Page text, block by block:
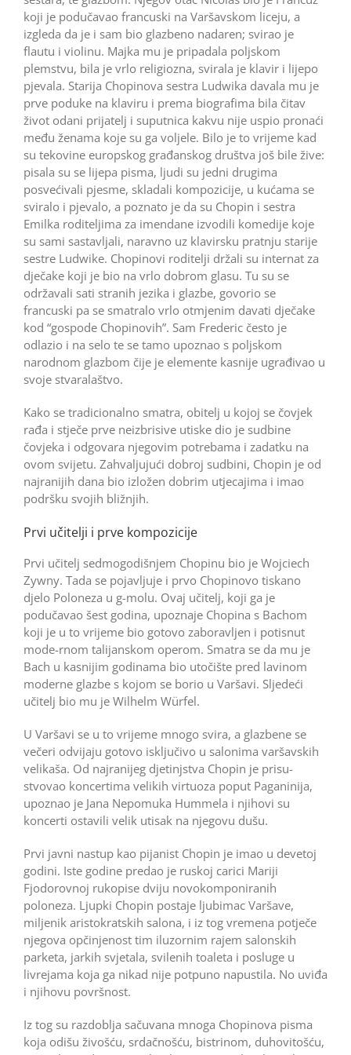
koji je podučavao francuski na Varšavskom liceju, a
izgleda da je i sam bio glazbeno nadaren; svirao je
flautu i violinu. Majka mu je pripadala poljskom
plemstvu, bila je vrlo religiozna, svirala je klavir i lijepo
pjevala. Starija Chopinova sestra Ludwika davala mu je
prve poduke na klaviru i prema biografima bila čitav
život odani prijatelj i suputnica kakvu nije uspio pronaći
među ženama koje su ga voljele. Bilo je to vrijeme kad
su tekovine europskog građanskog društva još bile žive:
pisala su se lijepa pisma, ljudi su jedni drugima
posvećivali pjesme, skladali kompozicije, u kućama se
sviralo i pjevalo, a poznato je da su Chopin i sestra
Emilka roditeljima za imendane izvodili komedije koje
su sami sastavljali, naravno uz klavirsku pratnju starije
sestre Ludwike. Chopinovi roditelji držali su internat za
dječake koji je bio na vrlo dobrom glasu. Tu su se
održavali sati stranih jezika i glazbe, govorio se
francuski pa se smatralo vrlo otmjenim davati dječake
kod “gospode Chopinovih”. Sam Frederic često je
odlazio i na selo te se tamo upoznao s poljskom
narodnom glazbom čije je elemente kasnije ugrađivao u
svoje stvaralaštvo.
Kako se tradicionalno smatra, obitelj u kojoj se čovjek
rađa i stječe prve neizbrisive utiske dio je sudbine
čovjeka i odgovara njegovim potrebama i zadatku na
ovom svijetu. Zahvaljujući dobroj sudbini, Chopin je od
najranijih dana bio izložen dobrim utjecajima i imao
podršku svojih bližnjih.
Prvi učitelji i prve kompozicije
Prvi učitelj sedmogodišnjem Chopinu bio je Wojciech
Zywny. Tada se pojavljuje i prvo Chopinovo tiskano
djelo Poloneza u g-molu. Ovaj učitelj, koji ga je
podučavao šest godina, upoznaje Chopina s Bachom
koji je u to vrijeme bio gotovo zaboravljen i potisnut
mode-rnom talijanskom operom. Smatra se da mu je
Bach u kasnijim godinama bio utočište pred lavinom
moderne glazbe s kojom se borio u Varšavi. Sljedeći
učitelj bio mu je Wilhelm Würfel.
U Varšavi se u to vrijeme mnogo svira, a glazbene se
večeri odvijaju gotovo isključivo u salonima varšavskih
velikaša. Od najranijeg djetinjstva Chopin je prisu-
stvovao koncertima velikih virtuoza poput Paganinija,
upoznao je Jana Nepomuka Hummela i njihovi su
koncerti ostavili velik utisak na njegovu dušu.
Prvi javni nastup kao pijanist Chopin je imao u devetoj
godini. Iste godine predao je ruskoj carici Mariji
Fjodorovnoj rukopise dviju novokomponiranih
poloneza. Ljupki Chopin postaje ljubimac Varšave,
miljenik aristokratskih salona, i iz tog vremena potječe
njegova opčinjenost tim iluzornim rajem salonskih
parketa, jarkih svjetala, svilenih toaleta i posluge u
livrejama koja ga nikad nije potpuno napustila. No uviđa
i njihovu površnost.
Iz tog su razdoblja sačuvana mnoga Chopinova pisma
koja odišu živošću, srdačnošću, bistrinom, duhovitošću,